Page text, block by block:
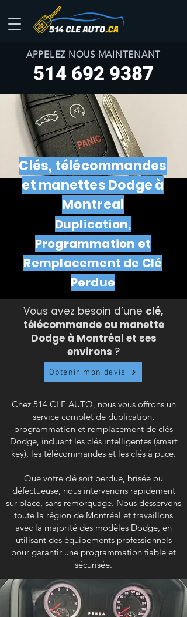
APPELEZ NOUS MAINTENANT
514 692 9387
Clés, télécommandes
et manettes Dodge à
Montreal
Duplication,
Programmation et
Remplacement de Clé
Perdue
Vous avez besoin d’une clé,
télécommande ou manette
Dodge à Montréal et ses
environs ?
Chez 514 CLE AUTO, nous vous offrons un
service complet de duplication,
programmation et remplacement de clés
Dodge, incluant les clés intelligentes (smart
key), les télécommandes et les clés à puce.
Que votre clé soit perdue, brisée ou
défectueuse, nous intervenons rapidement
sur place, sans remorquage. Nous desservons
toute la région de Montréal et travaillons
avec la majorité des modèles Dodge, en
utilisant des équipements professionnels
pour garantir une programmation fiable et
sécurisée.
Obtenir mon devis